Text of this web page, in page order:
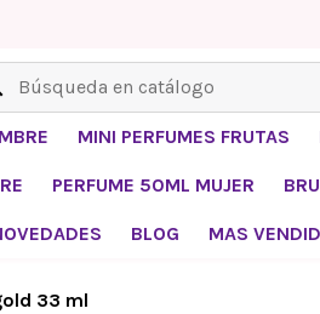
MINI PERFUMES FRUTAS
PERFUME 50ML MUJER
BLOG MAS
33 ml